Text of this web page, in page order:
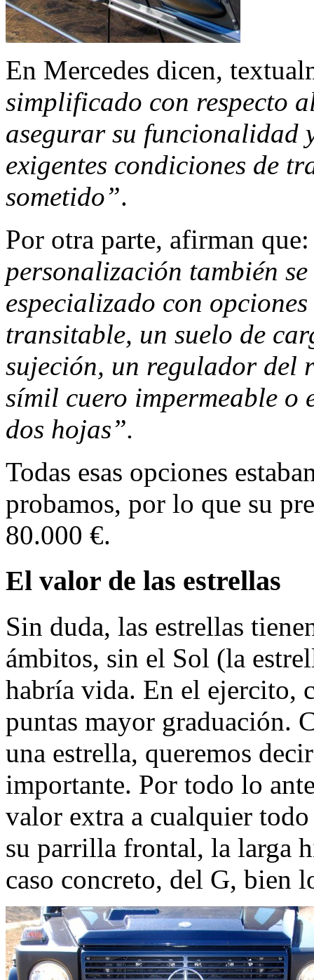
En Mercedes dicen,
simplificado con respecto
asegurar su funcionalidad
exigentes condiciones de
sometido”.
Por otra parte, afirman
personalización también
especializado con
transitable, un suelo de
sujeción, un regulador del
símil cuero impermeable o
dos hojas”.
Todas esas opciones
probamos, por lo que su
80.000 €.
El valor de las estrellas
Sin duda, las estrellas
ámbitos, sin el Sol (la
habría vida. En el ejercito,
puntas mayor graduación.
una estrella, queremos
importante. Por todo lo
valor extra a cualquier
su parrilla frontal, la larga
caso concreto, del G, bien